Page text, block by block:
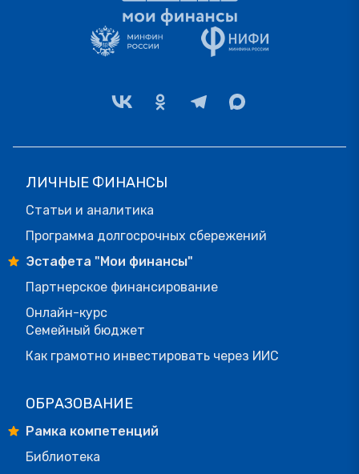
ЛИЧНЫЕ ФИНАНСЫ
Статьи и аналитика
Программа долгосрочных сбережений
Эстафета "Мои финансы"
Партнерское финансирование
Онлайн-курс
Семейный бюджет
Как грамотно инвестировать через ИИС
ОБРАЗОВАНИЕ
Рамка компетенций
Библиотека